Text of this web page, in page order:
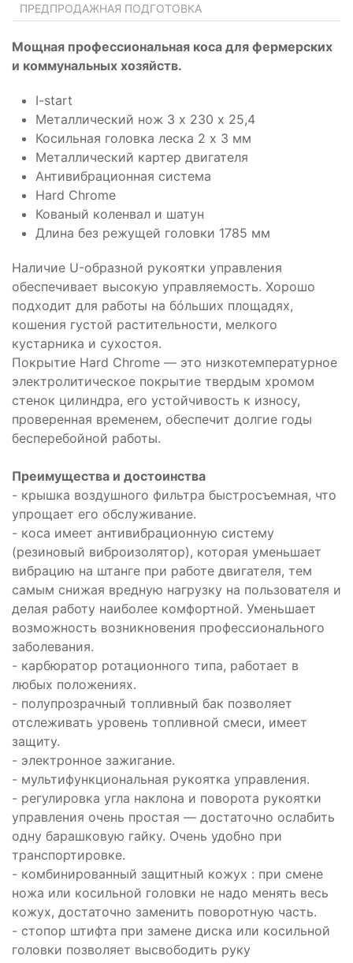
ПРЕДПРОДАЖНАЯ ПОДГОТОВКА
Мощная профессиональная коса для фермерских
и коммунальных хозяйств.
I-start
Металлический нож 3 х 230 х 25,4
Косильная головка леска 2 х 3 мм
Металлический картер двигателя
Антивибрационная система
Hard Chrome
Кованый коленвал и шатун
Длина без режущей головки 1785 мм
Наличие U-образной рукоятки управления
обеспечивает высокую управляемость. Хорошо
подходит для работы на бóльших площадях,
кошения густой растительности, мелкого
кустарника и сухостоя.
Покрытие Hard Chrome — это низкотемпературное
электролитическое покрытие твердым хромом
стенок цилиндра, его устойчивость к износу,
проверенная временем, обеспечит долгие годы
бесперебойной работы.
Преимущества и достоинства
- крышка воздушного фильтра быстросъемная, что
упрощает его обслуживание.
- коса имеет антивибрационную систему
(резиновый виброизолятор), которая уменьшает
вибрацию на штанге при работе двигателя, тем
самым снижая вредную нагрузку на пользователя и
делая работу наиболее комфортной. Уменьшает
возможность возникновения профессионального
заболевания.
- карбюратор ротационного типа, работает в
любых положениях.
- полупрозрачный топливный бак позволяет
отслеживать уровень топливной смеси, имеет
защиту.
- электронное зажигание.
- мультифункциональная рукоятка управления.
- регулировка угла наклона и поворота рукоятки
управления очень простая — достаточно ослабить
одну барашковую гайку. Очень удобно при
транспортировке.
- комбинированный защитный кожух : при смене
ножа или косильной головки не надо менять весь
кожух, достаточно заменить поворотную часть.
- стопор штифта при замене диска или косильной
головки позволяет высвободить руку